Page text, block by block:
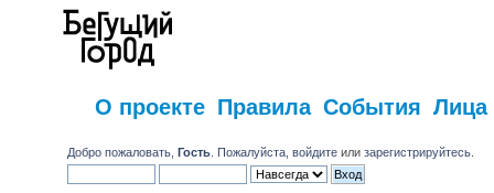
О проекте Правила События Лица
Добро пожаловать,Гость . Пожалуйста,войдите илизарегистрируйтесь